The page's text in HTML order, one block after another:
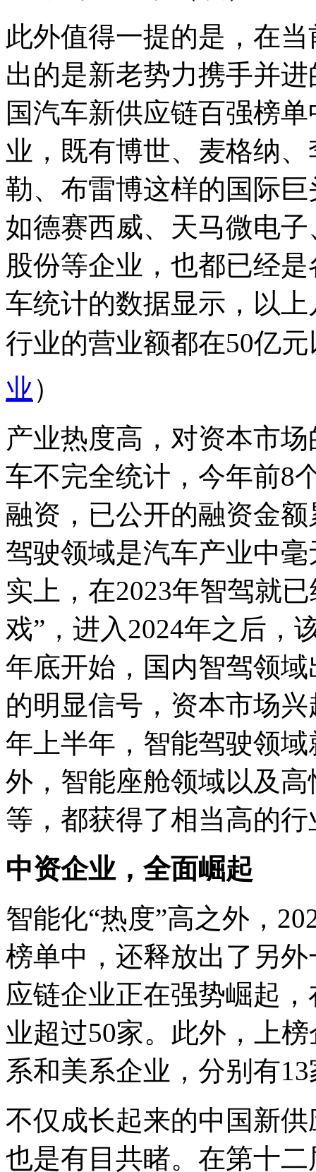
此外值得一提的是，在
出的是新老势力携手并
国汽车新供应链百强榜
业，既有博世、麦格纳
勒、布雷博这样的国际
如德赛西威、天马微电
股份等企业，也都已经
车统计的数据显示，以
行业的营业额都在50亿
业）
产业热度高，对资本市
车不完全统计，今年前8
融资，已公开的融资金
驾驶领域是汽车产业中
实上，在2023年智驾就
戏”，进入2024年之后，
年底开始，国内智驾领
的明显信号，资本市场
年上半年，智能驾驶领
外，智能座舱领域以及
等，都获得了相当高的
中资企业，全面崛起
智能化“热度”高之外，
榜单中，还释放出了另
应链企业正在强势崛起
业超过50家。此外，上
系和美系企业，分别有
不仅成长起来的中国新
也是有目共睹。在第十